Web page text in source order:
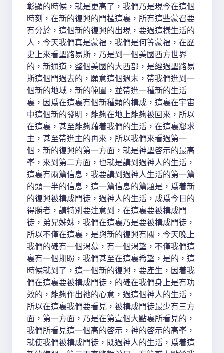
彰顯的時候，就是更高了，我們乃是現今在這個
時刻，在新的復興的門檻這裏，所有這些蒙召要
有分於，這個新的復興的出現，要過這樣生活的
人，今天我們真是蒙福，我們是何等蒙福，在歷
史上來看聖路易斯，乃是到一個美國西方世界
的，新通道，整個美國的大西部，是經過聖路易
斯這個門過去的，願意這個週末，帶我們進到一
個新的地域，新的範圍，並帶進一種新的生活
裏，因爲在這裏有個新種類的構成，這裏在宇宙
中這個新的發明，能夠在地上能夠被回來，所以
在這裏，甚至能夠藉着我們的生活，在這裏懇求
主，甚至帶進主的再來，所以我們來看過第一
個，新的復興的第一方面，就是神聖啓示的最高
峯，來到第二方面，也就是講到過神人的生活，
這裏有兩篇信息，我要講到過神人生活的第一篇
的頭一半的信息，這一篇信息的篇題是，爲着新
的復興被構成門徒，過神人的生活，成爲今日的
得勝者，請特別要注意到，在這裏要被構成門
徒，弟兄姊妹，我們在這裏乃是要被構成門徒，
所以不僅在這裏，是與新的復興有關，今天晚上
我們的確有一個渴慕，有一個渴望，不僅我們這
裏有一個期盼，我們甚至在這裏希望，是的，這
時候就到了，這一個新的復興，要產生，因着我
們在這裏要被構成門徒，的確在我們身上是有功
效的，能夠作出祂的心意，過這個神人的生活，
所以在這裏我們要看見，被構成門徒最少有三方
面，第一方面，乃是在第壹個大點裏所看見的，
我們所看見這一個高的啓示，神的啓示的高峯，
就使我們被構成門徒，既過神人的生活，爲着這